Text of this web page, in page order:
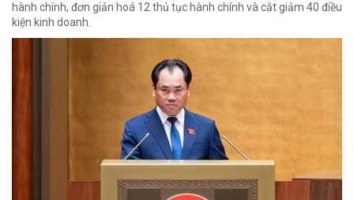
hành chính, đơn giản hoá 12 thủ tục hành chính và cắt giảm 40 điều
kiện kinh doanh.